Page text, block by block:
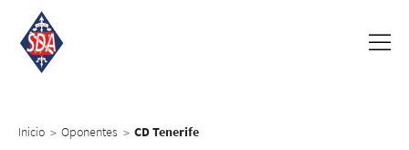
Inicio > Oponentes > CD Tenerife